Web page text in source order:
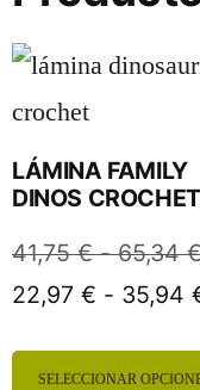
LÁMINA FAMILY
DINOS
41,75€ - 65,34
22,97 € - 35,94
SELECCIONAR